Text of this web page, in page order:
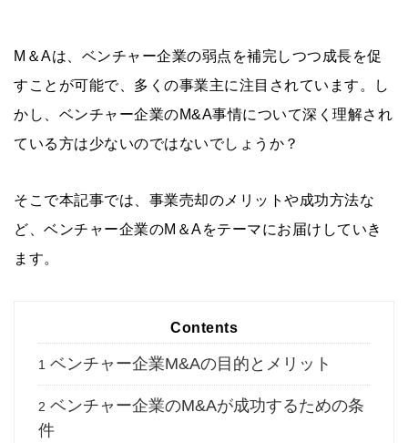
M＆Aは、ベンチャー企業の弱点を補完しつつ成長を促
すことが可能で、多くの事業主に注目されています。し
かし、ベンチャー企業のM&A事情について深く理解され
ている方は少ないのではないでしょうか？
そこで本記事では、事業売却のメリットや成功方法な
ど、ベンチャー企業のM＆Aをテーマにお届けしていき
ます。
Contents
1 ベンチャー企業M&Aの目的とメリット
2 ベンチャー企業のM&Aが成功するための条
件